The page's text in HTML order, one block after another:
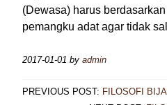
(Dewasa) harus
pemangku adat agar tidak
2017-01-01 by admin
PREVIOUS POST: FILOSOFI BIJA